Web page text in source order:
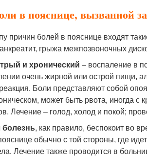
в пояснице, вызванной
причин болей в пояснице входят
грыжа межпозвоночных
и хронический – воспаление в
очень жирной или острой пищи,
Боли представляют собой
может быть рвота, иногда с
Лечение – голод, холод и покой;
болезнь, как правило, беспокоит во
обычно с той стороны, где
Лечение также проводится в